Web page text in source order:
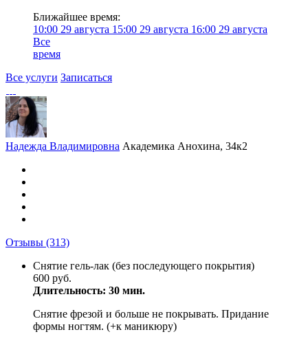
Ближайшее время:
10:00 29 августа 15:00 29 августа 16:00 29 августа
Все
время
Все услуги Записаться
Надежда Владимировна Академика Анохина, 34к2
Отзывы (313)
Снятие гель-лак (без последующего покрытия)
600 руб.
Длительность: 30 мин.
Снятие фрезой и больше не покрывать. Придание
формы ногтям. (+к маникюру)